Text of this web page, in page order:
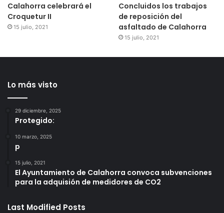
Calahorra celebrará el
Croquetur II
15 julio, 2021
Concluidos los trabajos
de reposición del
asfaltado de Calahorra
15 julio, 2021
Lo más visto
29 diciembre, 2025
Protegido:
10 marzo, 2025
p
15 julio, 2021
El Ayuntamiento de Calahorra convoca subvenciones
para la adquisión de medidores de CO2
Last Modified Posts